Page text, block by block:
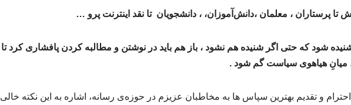
پرستاران ، معلمان ،دانش‌آموزان، ، دانشجویان تا نقد اینترنت پرو …
شنیده شود که حتی اگر شنیده هم نشود ، باز هم باید در نوشتن و مطالبه کردن پافشاری کرد تا
میانِ هیاهوی سیاست گم شود .
احترام و تقدیم بهترین سپاس ها به مخاطبان عزیزم در حوزه‌ی رسانه، اشاره به این نکته خالی